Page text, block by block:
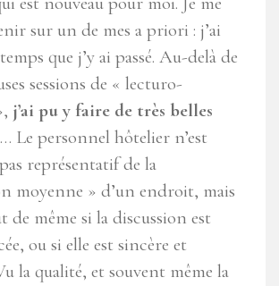
sur un de mes a priori : j’ai
que j’y ai passé. Au-delà de
sessions de « lecturo-
j’ai pu y faire de très belles
… Le personnel hôtelier n’est
représentatif de la
moyenne » d’un endroit, mais
de même si la discussion est
ou si elle est sincère et
la qualité, et souvent même la